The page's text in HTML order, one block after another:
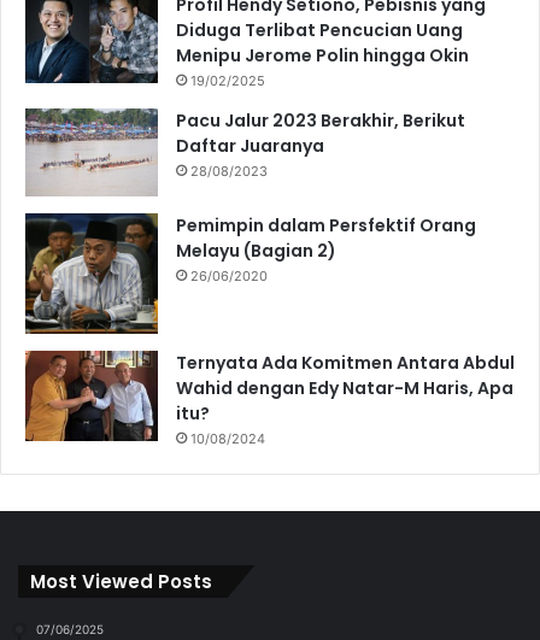
Diduga Terlibat Pencucian Uang
Menipu Jerome Polin hingga Okin
19/02/2025
Pacu Jalur 2023 Berakhir, Berikut
Daftar Juaranya
28/08/2023
Pemimpin dalam Persfektif Orang
Melayu (Bagian 2)
26/06/2020
Ternyata Ada Komitmen Antara Abdul
Wahid dengan Edy Natar-M Haris, Apa
itu?
10/08/2024
Most Viewed Posts
07/06/2025